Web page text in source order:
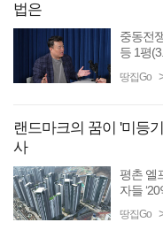
법은
중동전
등 1평
를 진행
땅집Go
랜드마크의 꿈이 '미등
사
평촌 엘
자들
대를 모
땅집Go